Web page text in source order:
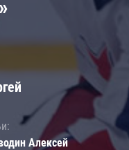
Алексей